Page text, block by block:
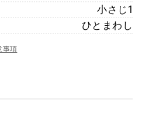
小さじ1
ひとまわし
事項